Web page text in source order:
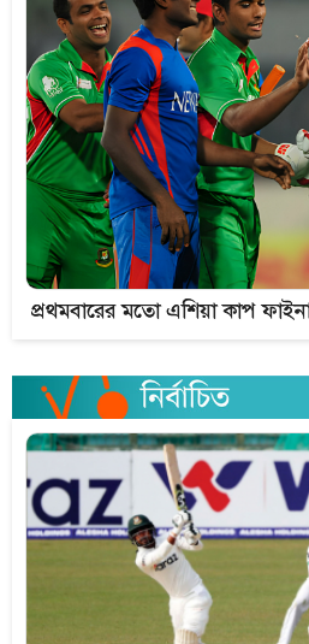
প্রথমবারের মতো এশিয়া কাপ